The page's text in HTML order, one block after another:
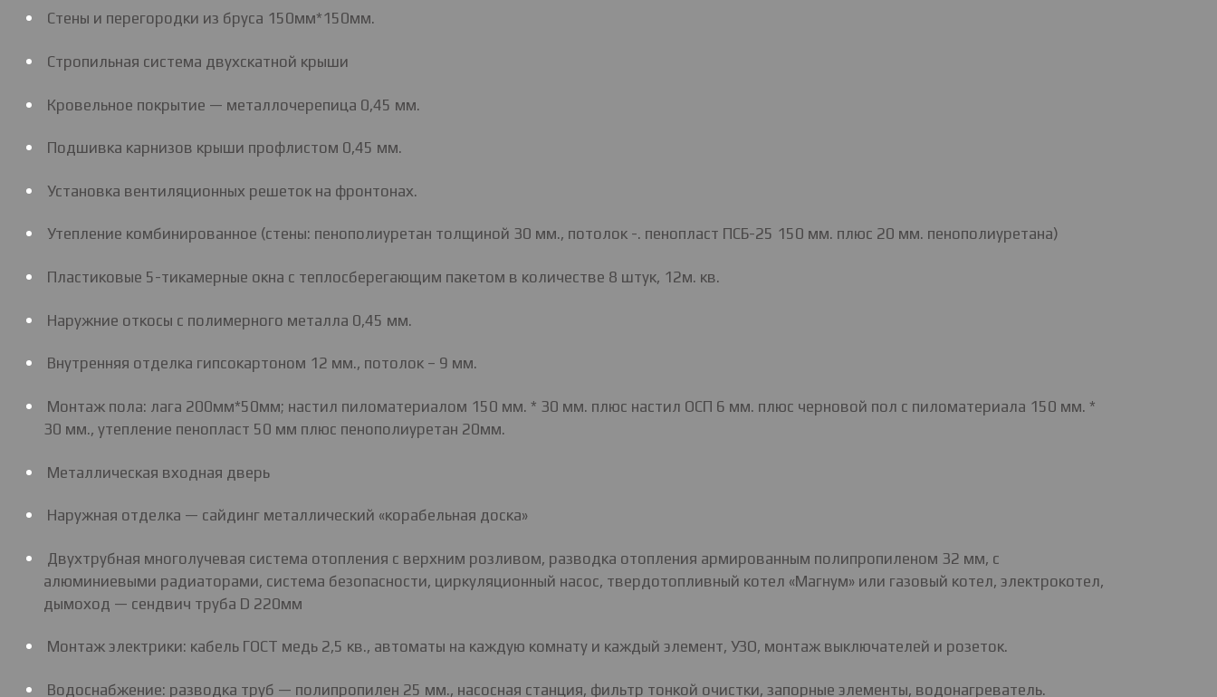
Стены и перегородки из бруса 150мм*150мм.
Стропильная система двухскатной крыши
Кровельное покрытие — металлочерепица 0,45 мм.
Подшивка карнизов крыши профлистом 0,45 мм.
Установка вентиляционных решеток на фронтонах.
Утепление комбинированное (стены: пенополиуретан толщиной 30 мм., потолок -. пенопласт ПСБ-25 150 мм. плюс 20 мм. пенополиуретана)
Пластиковые 5-тикамерные окна с теплосберегающим пакетом в количестве 8 штук, 12м. кв.
Наружние откосы с полимерного металла 0,45 мм.
Внутренняя отделка гипсокартоном 12 мм., потолок – 9 мм.
Монтаж пола: лага 200мм*50мм; настил пиломатериалом 150 мм. * 30 мм. плюс настил ОСП 6 мм. плюс черновой пол с пиломатериала 150 мм. *
30 мм., утепление пенопласт 50 мм плюс пенополиуретан 20мм.
Металлическая входная дверь
Наружная отделка — сайдинг металлический «корабельная доска»
Двухтрубная многолучевая система отопления с верхним розливом, разводка отопления армированным полипропиленом 32 мм, с
алюминиевыми радиаторами, система безопасности, циркуляционный насос, твердотопливный котел «Магнум» или газовый котел, электрокотел,
дымоход — сендвич труба D 220мм
Монтаж электрики: кабель ГОСТ медь 2,5 кв., автоматы на каждую комнату и каждый элемент, УЗО, монтаж выключателей и розеток.
Водоснабжение: разводка труб — полипропилен 25 мм., насосная станция, фильтр тонкой очистки, запорные элементы, водонагреватель.